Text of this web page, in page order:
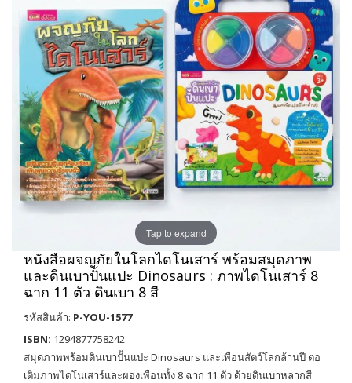
Tap to expand
หนังสือผจญภัยในโลกไดโนเสาร์ พร้อมสมุดภาพ
และดินเบาปั้นแปะ Dinosaurs : ภาพไดโนเสาร์ 8
ฉาก 11 ตัว ดินเบา 8 สี
รหัสสินค้า: P-YOU-1577
ISBN: 1294877758242
สมุดภาพพร้อมดินเบาปั้นแปะ Dinosaurs และเพื่อนสัตว์โลกล้านปี ต่อ
เติมภาพไดโนเสาร์และผองเพื่อนทั้ง 8 ฉาก 11 ตัว ด้วยดินเบาหลากสี